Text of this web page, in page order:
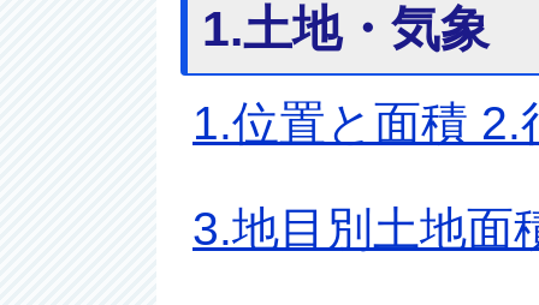
1.土地・気象
1.位置と面積 2.
3.地目別土地面